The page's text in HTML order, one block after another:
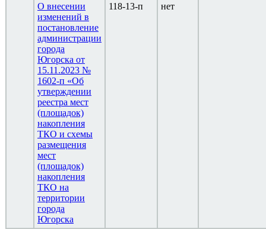
О внесении
изменений в
постановление
администрации
города
Югорска от
15.11.2023 №
1602-п «Об
утверждении
реестра мест
(площадок)
накопления
ТКО и схемы
размещения
мест
(площадок)
накопления
ТКО на
территории
города
Югорска
118-13-п нет